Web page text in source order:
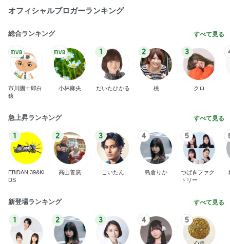
オフィシャルブロガーランキング
総合ランキング すべて見る
市川團十郎白
猿
小林麻央
1
だいたひかる
2
桃
3
クロ
急上昇ランキング すべて見る
1
EBiDAN 39&Ki
DS
2
高山善廣
3
こいたん
4
島倉りか
5
つばきファク
トリー
新登場ランキング すべて見る
1 2 3 4 5